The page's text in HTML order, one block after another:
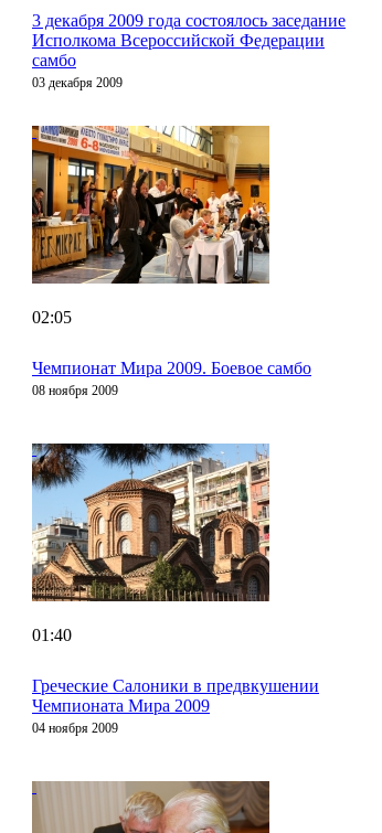
3 декабря 2009 года состоялось заседание
Исполкома Всероссийской Федерации
самбо
03 декабря 2009
02:05
Чемпионат Мира 2009. Боевое самбо
08 ноября 2009
01:40
Греческие Салоники в предвкушении
Чемпионата Мира 2009
04 ноября 2009